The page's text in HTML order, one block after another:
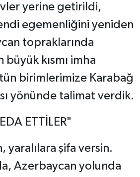
yerine getirildi,
egemenliğini yeniden
topraklarında
kısmı imha
birimlerimize Karabağ
yönünde talimat verdik.
ETTİLER"
şifa versin.
Azerbaycan yolunda